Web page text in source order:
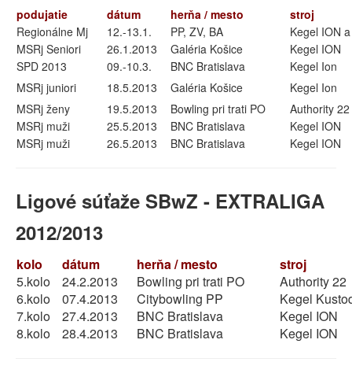
podujatie dátum herňa / mesto
stroj
Regionálne Mj
12.-13.1. PP, ZV, BA
Kegel ION
MSRj Seniori
26.1.2013 Galéria Košice
Kegel ION
SPD 2013
09.-10.3. BNC Bratislava
Kegel Ion
MSRj juniori
18.5.2013 Galéria Košice
Kegel Ion
MSRj ženy
19.5.2013 Bowling pri trati PO
Authority 22
MSRj muži
25.5.2013 BNC Bratislava
Kegel ION
MSRj muži
26.5.2013 BNC Bratislava Kegel ION
Ligové súťaže SBwZ - EXTRALIGA
2012/2013
kolo dátum herňa / mesto
stroj
5.kolo
24.2.2013 Bowling pri trati PO
Authority 22
6.kolo
07.4.2013 Citybowling PP
Kegel
7.kolo
27.4.2013 BNC Bratislava
Kegel ION
8.kolo
28.4.2013 BNC Bratislava Kegel ION